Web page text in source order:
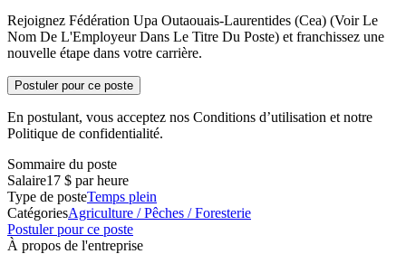
Rejoignez Fédération Upa Outaouais-Laurentides (Cea) (Voir Le
Nom De L'Employeur Dans Le Titre Du Poste) et franchissez une
nouvelle étape dans votre carrière.
Postuler pour ce poste
En postulant, vous acceptez nos Conditions d’utilisation et notre
Politique de confidentialité.
Sommaire du poste
Salaire17 $ par heure
Type de posteTemps plein
CatégoriesAgriculture / Pêches / Foresterie
Postuler pour ce poste
À propos de l'entreprise